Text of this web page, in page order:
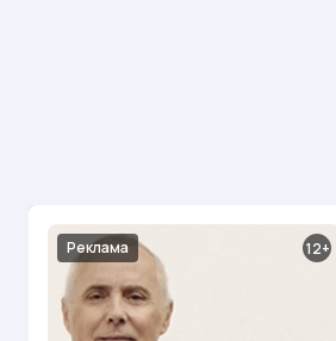
12
Реклама